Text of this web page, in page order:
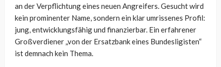
an der Verpflichtung eines neuen Angreifers. Gesucht wird
kein prominenter Name, sondern ein klar umrissenes Profil:
jung, entwicklungsfähig und finanzierbar. Ein erfahrener
Großverdiener „von der Ersatzbank eines Bundesligisten“
ist demnach kein Thema.